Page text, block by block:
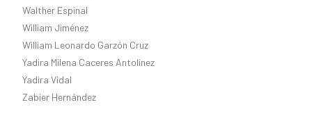
Walther Espinal
William Jiménez
William Leonardo Garzón Cruz
Yadira Milena Caceres Antolinez
Yadira Vidal
Zabier Hernández